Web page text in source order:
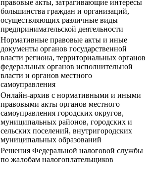
правовые акты, затрагивающие интересы
большинства граждан и организаций,
осуществляющих различные виды
предпринимательской деятельности
Нормативные правовые акты и иные
документы органов государственной
власти региона, территориальных органов
федеральных органов исполнительной
власти и органов местного
самоуправления
Онлайн-архив с нормативными и иными
правовыми акты органов местного
самоуправления городских округов,
муниципальных районов, городских и
сельских поселений, внутригородских
муниципальных образований
Решения Федеральной налоговой службы
по жалобам налогоплательщиков